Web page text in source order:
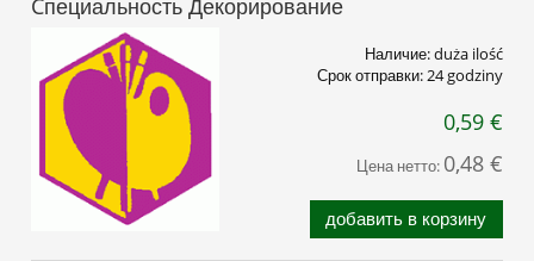
Наличие:duża ilość
Срок отправки: 24 godziny
0,59 €
Цена нетто: 0,48 €
добавить в корзину